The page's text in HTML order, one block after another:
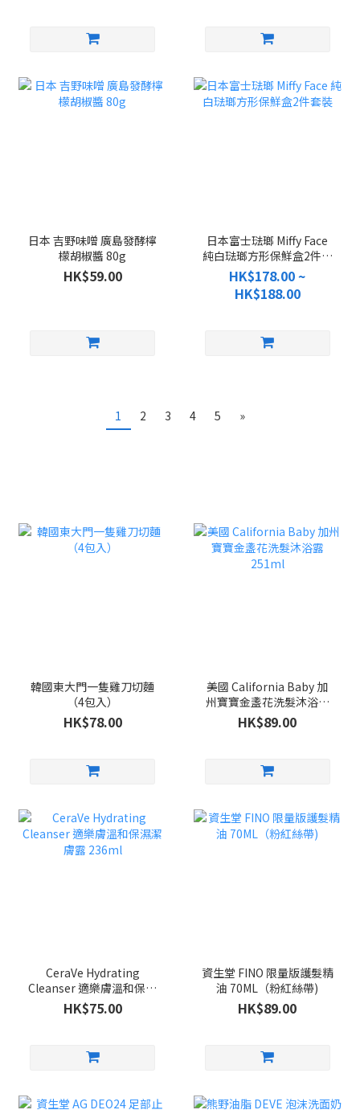
日本 吉野味噌 廣島發酵檸
檬胡椒醬 80g
HK$59.00
日本富士琺瑯 Miffy Face
純白琺瑯方形保鮮盒2件套
裝
HK$178.00 ~
HK$188.00
1 2 3 4 5 »
韓國東大門一隻雞刀切麵
（4包入）
HK$78.00
美國 California Baby 加
州寶寶金盞花洗髮沐浴露
251ml
HK$89.00
CeraVe Hydrating
Cleanser 適樂膚溫和保濕
潔膚露 236ml
HK$75.00
資生堂 FINO 限量版護髮精
油 70ML（粉紅絲帶)
HK$89.00